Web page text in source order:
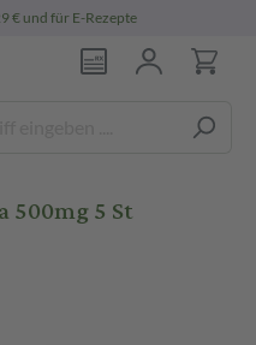
€ und für E-Rezepte
500mg 5 St